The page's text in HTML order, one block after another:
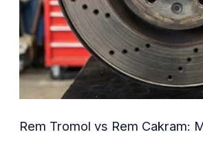
Rem Tromol vs Rem Cakram: